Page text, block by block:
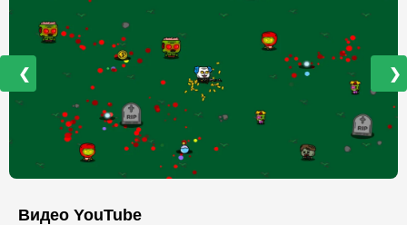
❮ ❯
Видео YouTube